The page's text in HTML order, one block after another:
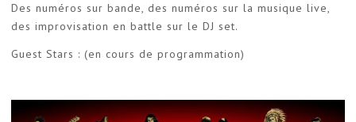
Des numéros sur bande, des numéros sur la musique live,
des improvisation en battle sur le DJ set.
Guest Stars : (en cours de programmation)